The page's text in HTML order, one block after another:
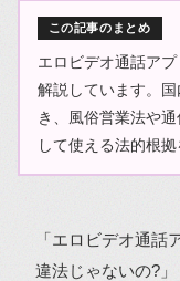
この記事のまとめ
エロビデオ通話ア
解説しています。
き、風俗営業法や
して使える法的根拠
「エロビデオ通話
違法じゃないの?